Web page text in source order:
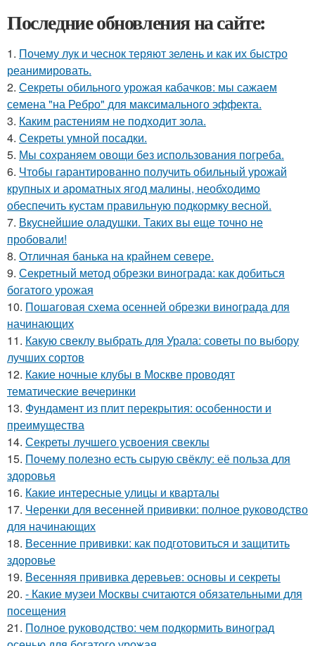
Последние обновления на сайте:
1. Почему лук и чеснок теряют зелень и как их быстро
реанимировать.
2. Секреты обильного урожая кабачков: мы сажаем
семена "на Ребро" для максимального эффекта.
3. Каким растениям не подходит зола.
4. Секреты умной посадки.
5. Мы сохраняем овощи без использования погреба.
6. Чтобы гарантированно получить обильный урожай
крупных и ароматных ягод малины, необходимо
обеспечить кустам правильную подкормку весной.
7. Вкуснейшие оладушки. Таких вы еще точно не
пробовали!
8. Отличная банька на крайнем севере.
9. Секретный метод обрезки винограда: как добиться
богатого урожая
10. Пошаговая схема осенней обрезки винограда для
начинающих
11. Какую свеклу выбрать для Урала: советы по выбору
лучших сортов
12. Какие ночные клубы в Москве проводят
тематические вечеринки
13. Фундамент из плит перекрытия: особенности и
преимущества
14. Секреты лучшего усвоения свеклы
15. Почему полезно есть сырую свёклу: её польза для
здоровья
16. Какие интересные улицы и кварталы
17. Черенки для весенней прививки: полное руководство
для начинающих
18. Весенние прививки: как подготовиться и защитить
здоровье
19. Весенняя прививка деревьев: основы и секреты
20. - Какие музеи Москвы считаются обязательными для
посещения
21. Полное руководство: чем подкормить виноград